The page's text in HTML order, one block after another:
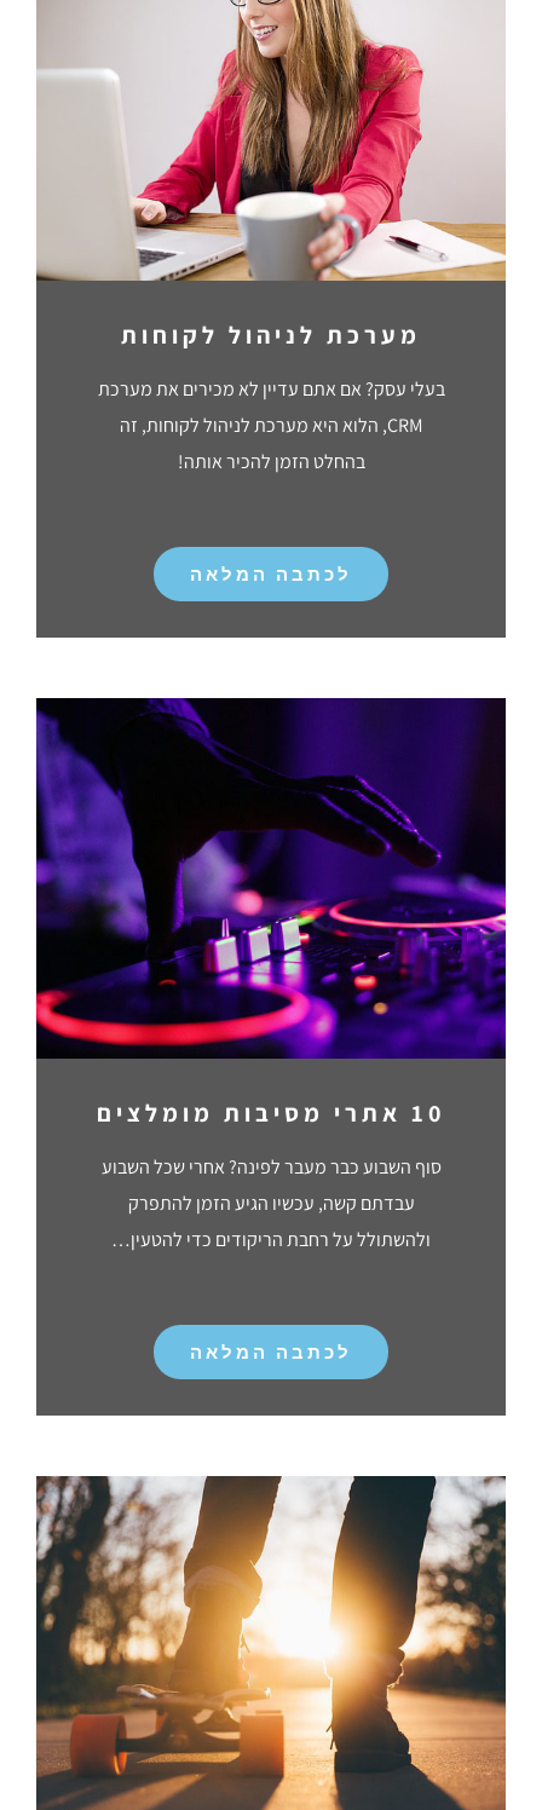
מערכת לניהול לקוחות
בעלי עסק? אם אתם עדיין לא מכירים את מערכת
CRM, הלוא היא מערכת לניהול לקוחות, זה
בהחלט הזמן להכיר אותה!
לכתבה המלאה
10 אתרי מסיבות מומלצים
סוף השבוע כבר מעבר לפינה? אחרי שכל השבוע
עבדתם קשה, עכשיו הגיע הזמן להתפרק
ולהשתולל על רחבת הריקודים כדי להטעין…
לכתבה המלאה